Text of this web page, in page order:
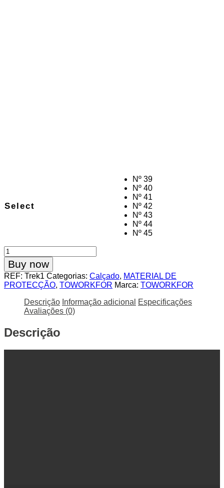
Select
Nº 39
Nº 40
Nº 41
Nº 42
Nº 43
Nº 44
Nº 45
Quantidade
de
Bota
Segurança
TOWORKFOR®️
Buy now
REF: Trek1 Categorias: Calçado, MATERIAL DE
PROTECÇÃO, TOWORKFOR Marca: TOWORKFOR
Descrição Informação adicional Especificações
Avaliações (0)
Descrição